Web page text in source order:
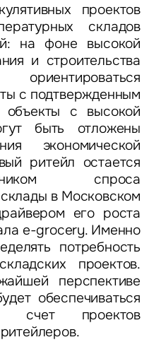
проектов
складов
на фоне высокой
и строительства
с подтвержденным
с высокой
быть отложены
экономической
ритейл остается
спроса
в Московском
его роста
e-grocery. Именно
потребность
проектов.
перспективе
обеспечиваться
счет проектов
вопрос